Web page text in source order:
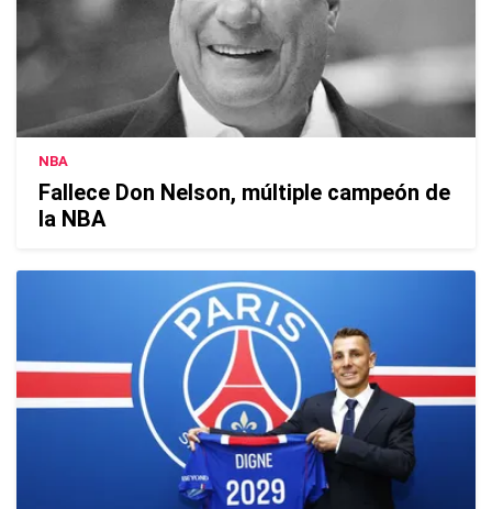
NBA
Fallece Don Nelson, múltiple campeón de
la NBA